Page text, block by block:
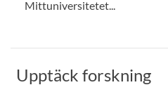
Mittuniversitetet...
Upptäck forskning